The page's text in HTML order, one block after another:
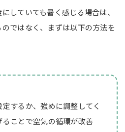
していても暑く感じる場合は、
ではなく、まずは以下の方法を
するか、強めに調整してく
ことで空気の循環が改善